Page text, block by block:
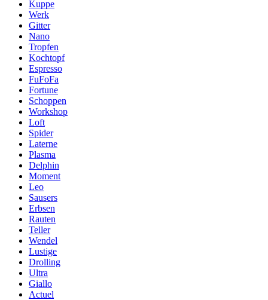
Kuppe
Werk
Gitter
Nano
Tropfen
Kochtopf
Espresso
FuFoFa
Fortune
Schoppen
Workshop
Loft
Spider
Laterne
Plasma
Delphin
Moment
Leo
Sausers
Erbsen
Rauten
Teller
Wendel
Lustige
Drolling
Ultra
Giallo
Actuel